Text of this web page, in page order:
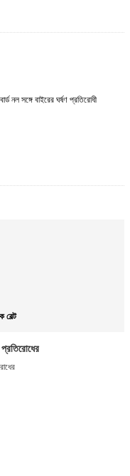
নল সঙ্গে বাইরের ঘর্ষণ প্রতিরোধী
বেল্ট